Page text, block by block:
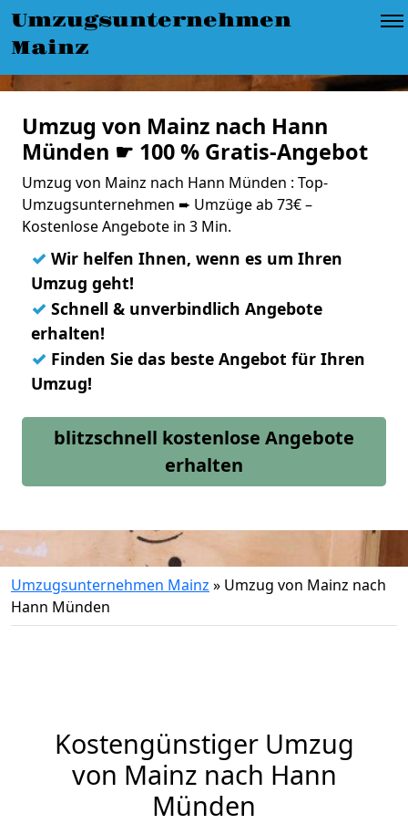
Umzugsunternehmen
Mainz
Umzug von Mainz nach Hann
Münden ☛ 100 % Gratis-Angebot
Umzug von Mainz nach Hann Münden : Top-
Umzugsunternehmen ➨ Umzüge ab 73€ –
Kostenlose Angebote in 3 Min.
✓ Wir helfen Ihnen, wenn es um Ihren
Umzug geht!
✓ Schnell & unverbindlich Angebote
erhalten!
✓ Finden Sie das beste Angebot für Ihren
Umzug!
blitzschnell kostenlose Angebote
erhalten
Umzugsunternehmen Mainz » Umzug von Mainz nach
Hann Münden
Kostengünstiger Umzug
von Mainz nach Hann
Münden